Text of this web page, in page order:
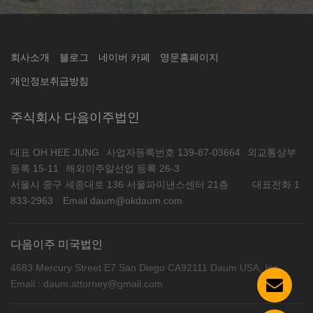
회사소개 블로그 네이버 카페 영문홈페이지
개인정보취급방침
주식회사 다음이주법인
대표 OH HEE JUNG 사업자등록번호 139-87-03664
외교통상부
등록 15-11
해외이주알선업 등록 26-3
서울시 중구 세종대로 136 서울파이낸스센터 21층
대표전화 1
833-2963
Email daum@okdaum.com
다음이주 미국법인
4683 Mercury Street E7 San Diego CA92111 Daum USA, Inc
Email : daum.attorney@gmail.com